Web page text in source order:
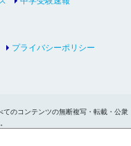
プライバシーポリシー
のコンテンツの無断複写・転載・公衆